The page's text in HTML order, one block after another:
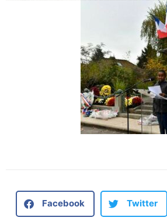
Facebook Twitter